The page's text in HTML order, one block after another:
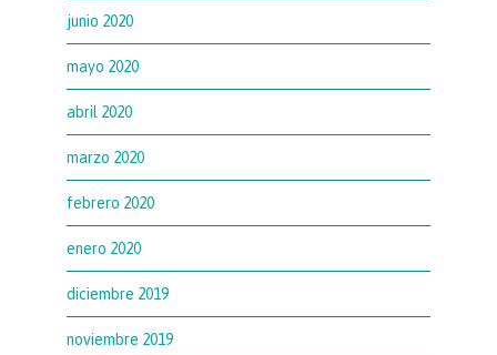
junio 2020
mayo 2020
abril 2020
marzo 2020
febrero 2020
enero 2020
diciembre 2019
noviembre 2019